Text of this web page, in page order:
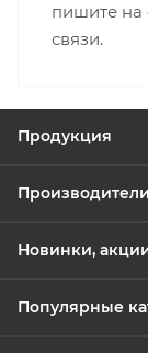
пишите на
связи.
Продукция
Производители
Новинки,
Популярные